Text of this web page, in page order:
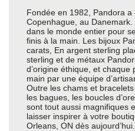
Fondée en 1982, Pandora
Copenhague, au Danemark.
dans le monde entier pour
finis à la main. Les bijoux
carats, En argent sterling
sterling et de métaux
d’origine éthique, et chaque
main par une équipe
Outre les chams et
les bagues, les boucles
sont tout aussi magnifiques
laisser inspirer à votre
Orleans, ON dès aujourd’hui.